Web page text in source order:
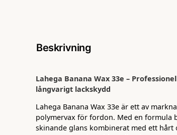
Beskrivning
Lahega Banana Wax 33e –
långvarigt lackskydd
Lahega Banana Wax 33e är ett av
polymervax för fordon. Med en formula
skinande glans kombinerat med ett hårt